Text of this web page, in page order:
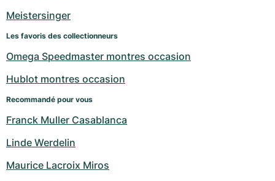
Meistersinger
Les favoris des collectionneurs
Omega Speedmaster montres occasion
Hublot montres occasion
Recommandé pour vous
Franck Muller Casablanca
Linde Werdelin
Maurice Lacroix Miros